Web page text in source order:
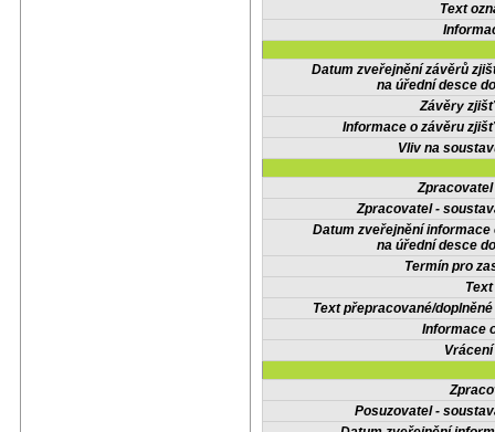
Text
Datum zveřejnění závěrů
na úřední desce
Závěry
Informace o závěru
Vliv na
Zpracovatel -
Datum zveřejnění informace
na úřední desce
Termín pro
Text přepracované/
Informace
Posuzovatel -